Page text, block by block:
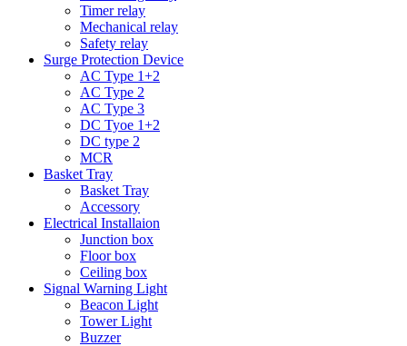
Timer relay
Mechanical relay
Safety relay
Surge Protection Device
AC Type 1+2
AC Type 2
AC Type 3
DC Tyoe 1+2
DC type 2
MCR
Basket Tray
Basket Tray
Accessory
Electrical Installaion
Junction box
Floor box
Ceiling box
Signal Warning Light
Beacon Light
Tower Light
Buzzer